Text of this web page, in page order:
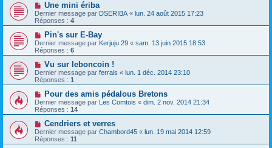
Une mini ériba
Dernier message par DSERIBA « lun. 24 août 2015 17:23
Réponses : 4
Pin's sur E-Bay
Dernier message par Kerjuju 29 « sam. 13 juin 2015 18:53
Réponses : 6
Vu sur leboncoin !
Dernier message par ferrals « lun. 1 déc. 2014 23:10
Réponses : 1
Pour des amis pédalous Bretons
Dernier message par Les Comtois « dim. 2 nov. 2014 21:34
Réponses : 14
Cendriers et verres
Dernier message par Chambord45 « lun. 19 mai 2014 12:59
Réponses : 11